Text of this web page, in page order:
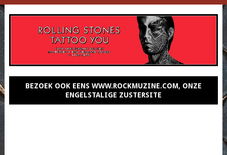
BEZOEK OOK EENS WWW.ROCKMUZINE.COM, ONZE
ENGELSTALIGE ZUSTERSITE